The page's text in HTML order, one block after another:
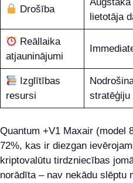
Drošība
lietotāja
Reāllaika
atjauninājumi
Izglītības
resursi
stratēģiju
Quantum +V1 Maxair (model
72%, kas ir diezgan
kriptovalūtu tirdzniecības
norādīta – nav nekādu slēptu